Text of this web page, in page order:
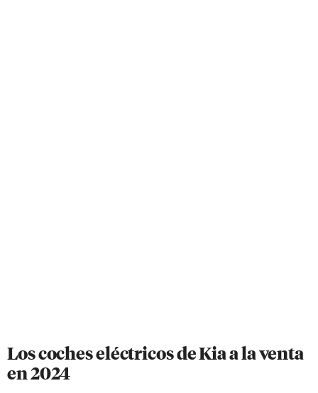
Los coches eléctricos de Kia a la venta
en 2024